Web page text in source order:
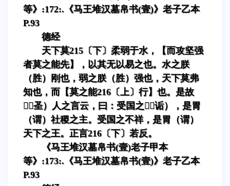
等》:172:.《马王堆汉墓帛书(壹)》老子乙本
P.93
德经
天下莫215〔下〕柔弱于水，【而攻坚强
者莫之能先】，以其无以易之也。水之朕
（胜）刚也，弱之朕（胜）强也，天下莫弗
知也，而【莫之能216〔上〕行】也。是故
（圣）人之言云，曰：受国之（诟），是胃
（谓）社稷之主。受国之不祥，是胃（谓）
天下之王。正言216〔下〕若反。
《马王堆汉墓帛书(壹)老子甲本
等》:173:.《马王堆汉墓帛书(壹)》老子乙本
P.93